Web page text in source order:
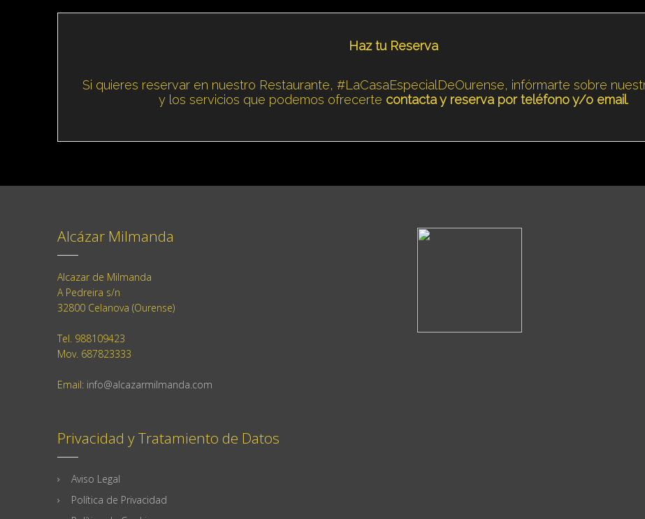
Haz tu Reserva
Si quieres reservar en nuestro Restaurante, #LaCasaEspecialDeOurense, infórmarte sobre
y los servicios que podemos ofrecerte contacta y reserva por teléfono y/o email.
Alcázar Milmanda
Alcazar de Milmanda
A Pedreira s/n
32800 Celanova (Ourense)
Tel. 988109423
Mov. 687823333
Email: info@alcazarmilmanda.com
Privacidad y Tratamiento de Datos
Aviso Legal
Política de Privacidad